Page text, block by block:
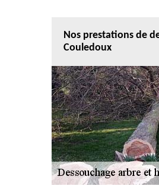
Nos prestations de
Couledoux